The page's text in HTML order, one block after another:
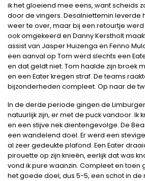
ik het gloeiend mee eens, want scheids
door de vingers. Desalniettemin leverde
weer te over, maar bij een retourtje
ook omgekeerd en Danny Kerstholt
assist van Jasper Huizenga en Fenno
een aanval op Tom werd slechts een
en dat geldt niet. Tom haalde zijn broek
en een Eater kregen straf. De teams
bijzonderheden compleet. Op naar de
In de derde periode gingen de
natuurlijk zijn, er met de puck vandoor. Ik
en een stijve nek dientengevolge. De
een wandelend doel. Er werd een
al zeer gedeukte plafond. Een Eater
pirouette op zijn knieën, eerlijk dat was
vond ik pure waanzin. Compleet en toen
het goede doel, dus 5-5, een schot in de